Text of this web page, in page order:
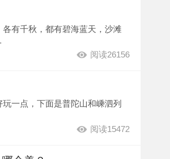
有千秋，都有碧海蓝天，沙滩
阅读26156
一点，下面是普陀山和嵊泗列
阅读15472